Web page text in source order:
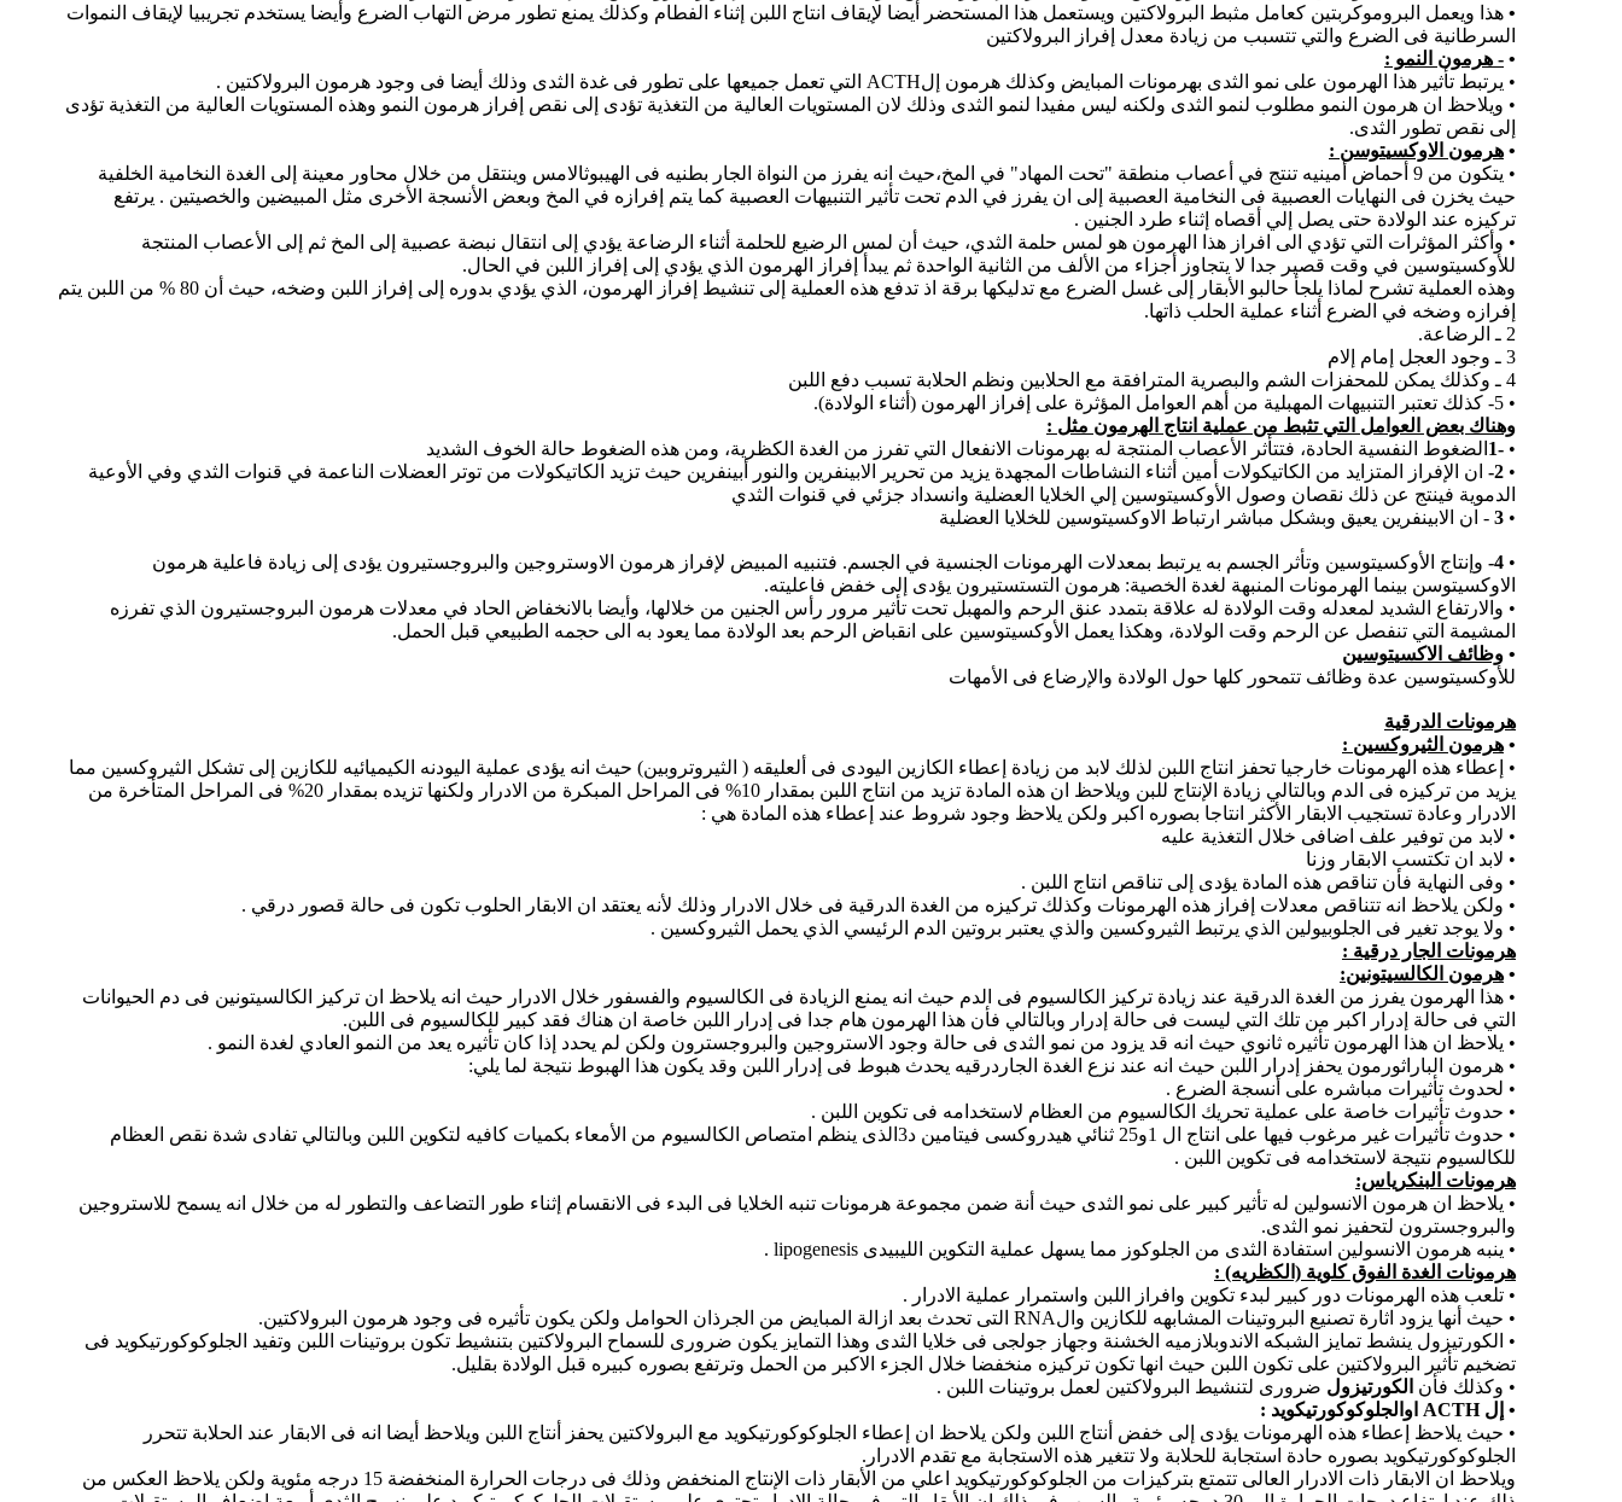
• هذا ويعمل البروموكربتين كعامل مثبط البرولاكتين ويستعمل هذا المستحضر أيضا لإيقاف انتاج اللبن إثناء الفطام وكذلك يمنع تطور مرض التهاب الضرع وأيضا يستخدم تجريبيا لإيقاف النموات
السرطانية فى الضرع والتي تتسبب من زيادة معدل إفراز البرولاكتين
• - هرمون النمو :
• يرتبط تأثير هذا الهرمون على نمو الثدى بهرمونات المبايض وكذلك هرمون إلACTH التي تعمل جميعها على تطور فى غدة الثدى وذلك أيضا فى وجود هرمون البرولاكتين .
• ويلاحظ ان هرمون النمو مطلوب لنمو الثدى ولكنه ليس مفيدا لنمو الثدى وذلك لان المستويات العالية من التغذية تؤدى إلى نقص إفراز هرمون النمو وهذه المستويات العالية من التغذية تؤدى
إلى نقص تطور الثدى.
• هرمون الاوكسيتوسن :
• يتكون من 9 أحماض أمينيه تنتج في أعصاب منطقة "تحت المهاد" في المخ،حيث انه يفرز من النواة الجار بطنيه فى الهيبوثالامس وينتقل من خلال محاور معينة إلى الغدة النخامية الخلفية
حيث يخزن فى النهايات العصبية فى النخامية العصبية إلى ان يفرز في الدم تحت تأثير التنبيهات العصبية كما يتم إفرازه في المخ وبعض الأنسجة الأخرى مثل المبيضين والخصيتين . يرتفع
تركيزه عند الولادة حتى يصل إلي أقصاه إثناء طرد الجنين .
• وأكثر المؤثرات التي تؤدي الى افراز هذا الهرمون هو لمس حلمة الثدي، حيث أن لمس الرضيع للحلمة أثناء الرضاعة يؤدي إلى انتقال نبضة عصبية إلى المخ ثم إلى الأعصاب المنتجة
للأوكسيتوسين في وقت قصير جدا لا يتجاوز أجزاء من الألف من الثانية الواحدة ثم يبدأ إفراز الهرمون الذي يؤدي إلى إفراز اللبن في الحال.
وهذه العملية تشرح لماذا يلجأ حالبو الأبقار إلى غسل الضرع مع تدليكها برقة اذ تدفع هذه العملية إلى تنشيط إفراز الهرمون، الذي يؤدي بدوره إلى إفراز اللبن وضخه، حيث أن 80 % من اللبن يتم
إفرازه وضخه في الضرع أثناء عملية الحلب ذاتها.
2 ـ الرضاعة.
3 ـ وجود العجل إمام إلام
4 ـ وكذلك يمكن للمحفزات الشم والبصرية المترافقة مع الحلابين ونظم الحلابة تسبب دفع اللبن
• 5- كذلك تعتبر التنبيهات المهبلية من أهم العوامل المؤثرة على إفراز الهرمون (أثناء الولادة).
وهناك بعض العوامل التي تثبط من عملية انتاج الهرمون مثل :
•
-1
الضغوط النفسية الحادة، فتتأثر الأعصاب المنتجة له بهرمونات الانفعال التي تفرز من الغدة الكظرية، ومن هذه الضغوط حالة الخوف الشديد
•
2-
ان الإفراز المتزايد من الكاتيكولات أمين أثناء النشاطات المجهدة يزيد من تحرير الابينفرين والنور أبينفرين حيث تزيد الكاتيكولات من توتر العضلات الناعمة في قنوات الثدي وفي الأوعية
الدموية فينتج عن ذلك نقصان وصول الأوكسيتوسين إلي الخلايا العضلية وانسداد جزئي في قنوات الثدي
•
3 - ان الابينفرين يعيق وبشكل مباشر ارتباط الاوكسيتوسين للخلايا العضلية
•
4- وإنتاج الأوكسيتوسين وتأثر الجسم به يرتبط بمعدلات الهرمونات الجنسية في الجسم. فتنبيه المبيض لإفراز هرمون الاوستروجين والبروجستيرون يؤدى إلى زيادة فاعلية هرمون
الاوكسيتوسن بينما الهرمونات المنبهة لغدة الخصية: هرمون التستستيرون يؤدى إلى خفض فاعليته.
• والارتفاع الشديد لمعدله وقت الولادة له علاقة بتمدد عنق الرحم والمهبل تحت تأثير مرور رأس الجنين من خلالها، وأيضا بالانخفاض الحاد في معدلات هرمون البروجستيرون الذي تفرزه
المشيمة التي تنفصل عن الرحم وقت الولادة، وهكذا يعمل الأوكسيتوسين على انقباض الرحم بعد الولادة مما يعود به الى حجمه الطبيعي قبل الحمل.
• وظائف الاكسيتوسين
للأوكسيتوسين عدة وظائف تتمحور كلها حول الولادة والإرضاع فى الأمهات
هرمونات الدرقية
• هرمون الثيروكسين :
• إعطاء هذه الهرمونات خارجيا تحفز انتاج اللبن لذلك لابد من زيادة إعطاء الكازين اليودى فى ألعليقه ( الثيروتروبين) حيث انه يؤدى عملية اليودنه الكيميائيه للكازين إلى تشكل الثيروكسين مما
يزيد من تركيزه فى الدم وبالتالي زيادة الإنتاج للبن ويلاحظ ان هذه المادة تزيد من انتاج اللبن بمقدار 10% فى المراحل المبكرة من الادرار ولكنها تزيده بمقدار 20% فى المراحل المتأخرة من
الادرار وعادة تستجيب الابقار الأكثر انتاجا بصوره اكبر ولكن يلاحظ وجود شروط عند إعطاء هذه المادة هي :
• لابد من توفير علف اضافى خلال التغذية عليه
• لابد ان تكتسب الابقار وزنا
• وفى النهاية فأن تناقص هذه المادة يؤدى إلى تناقص انتاج اللبن .
• ولكن يلاحظ انه تتناقص معدلات إفراز هذه الهرمونات وكذلك تركيزه من الغدة الدرقية فى خلال الادرار وذلك لأنه يعتقد ان الابقار الحلوب تكون فى حالة قصور درقي .
• ولا يوجد تغير فى الجلوبيولين الذي يرتبط الثيروكسين والذي يعتبر بروتين الدم الرئيسي الذي يحمل الثيروكسين .
هرمونات الجار درقية :
• هرمون الكالسيتونين:
• هذا الهرمون يفرز من الغدة الدرقية عند زيادة تركيز الكالسيوم فى الدم حيث انه يمنع الزيادة فى الكالسيوم والفسفور خلال الادرار حيث انه يلاحظ ان تركيز الكالسيتونين فى دم الحيوانات
التي فى حالة إدرار اكبر من تلك التي ليست فى حالة إدرار وبالتالي فأن هذا الهرمون هام جدا فى إدرار اللبن خاصة ان هناك فقد كبير للكالسيوم فى اللبن.
• يلاحظ ان هذا الهرمون تأثيره ثانوي حيث انه قد يزود من نمو الثدى فى حالة وجود الاستروجين والبروجسترون ولكن لم يحدد إذا كان تأثيره يعد من النمو العادي لغدة النمو .
• هرمون الباراثورمون يحفز إدرار اللبن حيث انه عند نزع الغدة الجاردرقيه يحدث هبوط فى إدرار اللبن وقد يكون هذا الهبوط نتيجة لما يلي:
• لحدوث تأثيرات مباشره على أنسجة الضرع .
• حدوث تأثيرات خاصة على عملية تحريك الكالسيوم من العظام لاستخدامه فى تكوين اللبن .
• حدوث تأثيرات غير مرغوب فيها على انتاج ال 1و25 ثنائي هيدروكسى فيتامين د3الذى ينظم امتصاص الكالسيوم من الأمعاء بكميات كافيه لتكوين اللبن وبالتالي تفادى شدة نقص العظام
للكالسيوم نتيجة لاستخدامه فى تكوين اللبن .
هرمونات البنكرياس:
• يلاحظ ان هرمون الانسولين له تأثير كبير على نمو الثدى حيث أنة ضمن مجموعة هرمونات تنبه الخلايا فى البدء فى الانقسام إثناء طور التضاعف والتطور له من خلال انه يسمح للاستروجين
والبروجسترون لتحفيز نمو الثدى.
• ينبه هرمون الانسولين استفادة الثدى من الجلوكوز مما يسهل عملية التكوين الليبيدى lipogenesis .
هرمونات الغدة الفوق كلوية (الكظريه) :
• تلعب هذه الهرمونات دور كبير لبدء تكوين وافراز اللبن واستمرار عملية الادرار .
• حيث أنها يزود اثارة تصنيع البروتينات المشابهه للكازين والRNA التى تحدث بعد ازالة المبايض من الجرذان الحوامل ولكن يكون تأثيره فى وجود هرمون البرولاكتين.
• الكورتيزول ينشط تمايز الشبكه الاندوبلازميه الخشنة وجهاز جولجى فى خلايا الثدى وهذا التمايز يكون ضرورى للسماح البرولاكتين بتنشيط تكون بروتينات اللبن وتفيد الجلوكوكورتيكويد فى
تضخيم تأثير البرولاكتين على تكون اللبن حيث انها تكون تركيزه منخفضا خلال الجزء الاكبر من الحمل وترتفع بصوره كبيره قبل الولادة بقليل.
• وكذلك فأن الكورتيزول ضرورى لتنشيط البرولاكتين لعمل بروتينات اللبن .
• إلACTH اوالجلوكوكورتيكويد :
• حيث يلاحظ إعطاء هذه الهرمونات يؤدى إلى خفض أنتاج اللبن ولكن يلاحظ ان إعطاء الجلوكوكورتيكويد مع البرولاكتين يحفز أنتاج اللبن ويلاحظ أيضا انه فى الابقار عند الحلابة تتحرر
الجلوكوكورتيكويد بصوره حادة استجابة للحلابة ولا تتغير هذه الاستجابة مع تقدم الادرار.
ويلاحظ ان الابقار ذات الادرار العالى تتمتع بتركيزات من الجلوكوكورتيكويد اعلي من الأبقار ذات الإنتاج المنخفض وذلك فى درجات الحرارة المنخفضة 15 درجه مئوية ولكن يلاحظ العكس من